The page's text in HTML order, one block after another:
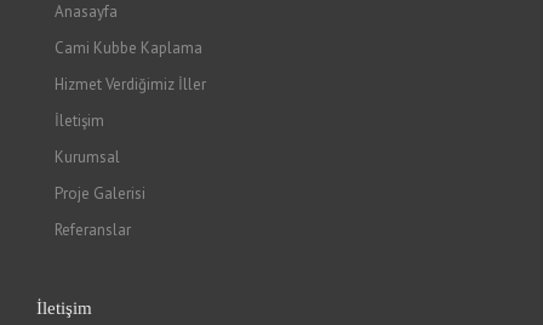
Anasayfa
Cami Kubbe Kaplama
Hizmet Verdiğimiz İller
İletişim
Kurumsal
Proje Galerisi
Referanslar
İletişim